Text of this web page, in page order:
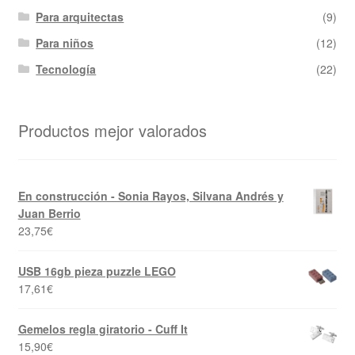
Para arquitectas
(9)
Para niños
(12)
Tecnología
(22)
Productos mejor valorados
En construcción - Sonia Rayos, Silvana Andrés y
Juan Berrio
23,75€
USB 16gb pieza puzzle LEGO
17,61€
Gemelos regla giratorio - Cuff It
15,90€